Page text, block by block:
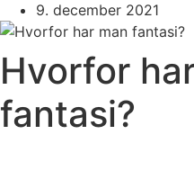
9. december 2021
Hvorfor
fantasi?